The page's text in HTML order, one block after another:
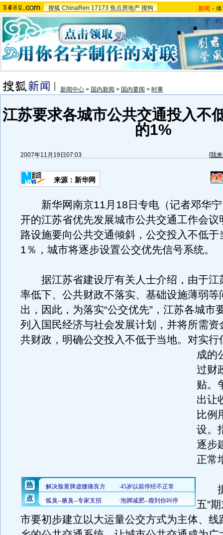
搜狐 ChinaRen 17173 焦点房地产 搜狗 新闻 -
新闻中心 > 国内新闻 > 国内要闻 > 时事
江苏要求各城市公共交通投入不
的1%
2007年11月19日07:03 [我
来源：新华网
新华网南京11月18日专电（记者邓华宁
开的江苏省优先发展城市公共交通工作会议
路设施要向公共交通倾斜，公交投入不低于
1％，城市将逐步设置公交优先信号系统。
据江苏省建设厅有关人士介绍，由于江
率低下、公共财政不落实、基础设施薄弱等
出，因此，为落实“公交优先”，江苏各城市
列入国民经济与社会发展计划，并将所需资
共财政，明确公交投入不低于当地。 对实行
成的
过财
贴。
出让
比例
设。
逐步
正常
据
五”
市要初步建立以大运量公交方式为主体、线